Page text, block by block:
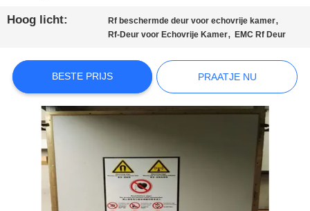
NIEUWS
SITEMAP
PRIVACYBELEID
Hoog licht: Rf beschermde deur voor echovrije kamer,
Rf-Deur voor Echovrije Kamer,EMC Rf Deur
BESTE PRIJS PRAATJE NU